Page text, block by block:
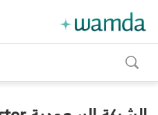
toggle
search